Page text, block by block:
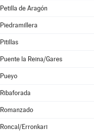
Petilla de Aragón
Piedramillera
Pitillas
Puente la Reina/Gares
Pueyo
Ribaforada
Romanzado
Roncal/Erronkari